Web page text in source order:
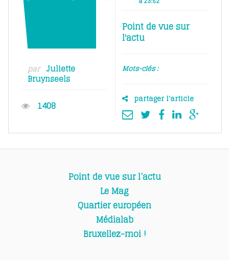
par Juliette
Bruynseels
1408
Point de vue sur
l'actu
Mots-clés :
partager l'article
Point de vue sur l’actu
Le Mag
Quartier européen
Médialab
Bruxellez-moi !